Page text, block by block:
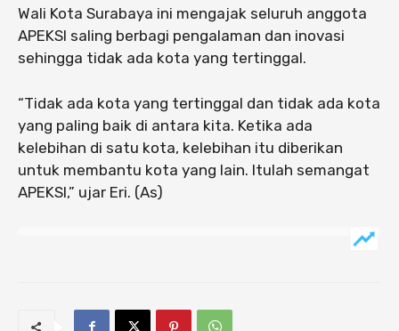
Wali Kota Surabaya ini mengajak seluruh anggota
APEKSI saling berbagi pengalaman dan inovasi
sehingga tidak ada kota yang tertinggal.
“Tidak ada kota yang tertinggal dan tidak ada kota
yang paling baik di antara kita. Ketika ada
kelebihan di satu kota, kelebihan itu diberikan
untuk membantu kota yang lain. Itulah semangat
APEKSI,” ujar Eri. (As)